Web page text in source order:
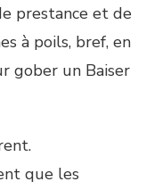
prestance et de
à poils, bref, en
gober un Baiser
que les